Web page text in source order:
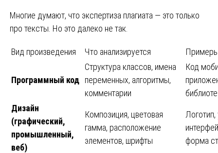
Многие думают, что экспертиза плагиата — это только
про тексты. Но это далеко не так.
Вид произведения Что анализируется
Программный код
Структура классов, имена
переменных, алгоритмы,
комментарии
Код
Дизайн
(графический,
промышленный,
веб)
Композиция, цветовая
гамма, расположение
элементов, шрифты
Логотип,
форма